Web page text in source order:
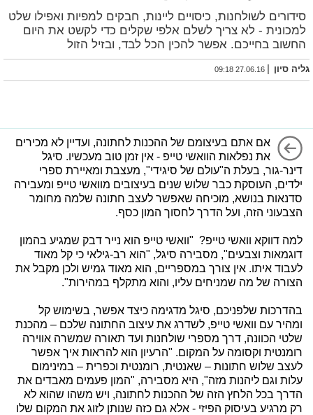
סידורים לשולחנות, כיסויים ליינות, חבקים למפיות ואפילו שלט
למכונית - לא צריך לשלם אלפי שקלים כדי לקשט את היום
החשוב בחייכם. אפשר להכין הכל לבד, ובזיל הזול
גליה סיון |
27.06.16 09:18
אם אתם בעיצומם של ההכנות לחתונה, ועדיין לא מכירים
את נפלאות הוואשי טייפ - אין זמן טוב מעכשיו. סיגל
דינר-גור, בעלת ה"עולם של סיגידי", מעצבת ומאיירת ספרי
ילדים, העוסקת כבר שלוש שנים בעיצובים מוואשי טייפ ומעבירה
סדנאות בנושא, מוכיחה שאפשר לעצב חתונה שלמה מחומר
הצבעוני הזה, ועל הדרך לחסוך המון כסף.
למה דווקא וואשי טייפ? "וואשי טייפ הוא נייר דבק שמגיע בהמון
דוגמאות וצבעים", מסבירה סיגל, "הוא רב-גילאי כי קל מאוד
לעבוד איתו. אין צורך במספריים, הוא מאוד גמיש ולכן מקבל את
הצורה של מה שמניחים עליו, והוא מתקלף במהירות".
בהדרכות שלפניכם, סיגל מדגימה כיצד אפשר, בשימוש קל
ומהיר עם וואשי טייפ, לשדרג את עיצוב החתונה שלכם – מהכנת
שלטי הכוונה, דרך מספרי שולחנות ועד תאורה שמשרה אווירה
רומנטית וקסומה על המקום. "הרעיון הוא להראות איך אפשר
לעצב שלוש חתונות – שאנטית, רומנטית וכפרית – במינימום
עלות וגם ליהנות מזה", היא מסבירה, "המון פעמים מאבדים את
הדרך בכל הלחץ הזה של ההכנות לחתונה, ויש משהו שהוא לא
רק מרגיע בעיסוק הפיזי - אלא גם כזה שנותן לזוג את המקום שלו